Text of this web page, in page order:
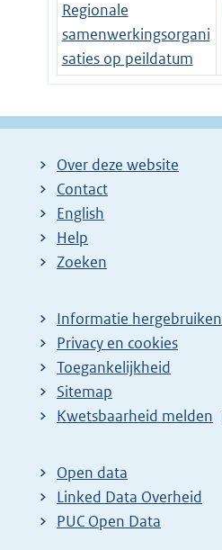
Regionale
samenwerkingsorgani
saties op peildatum
Over deze website
Contact
English
Help
Zoeken
Informatie hergebruiken
Privacy en cookies
Toegankelijkheid
Sitemap
E
t
e
r
Kwetsbaarheid melden
Open data
Linked Data Overheid
PUC Open Data